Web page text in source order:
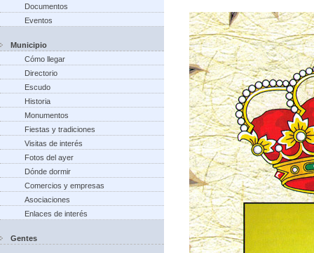
Documentos
Eventos
Municipio
Cómo llegar
Directorio
Escudo
Historia
Monumentos
Fiestas y tradiciones
Visitas de interés
Fotos del ayer
Dónde dormir
Comercios y empresas
Asociaciones
Enlaces de interés
Gentes